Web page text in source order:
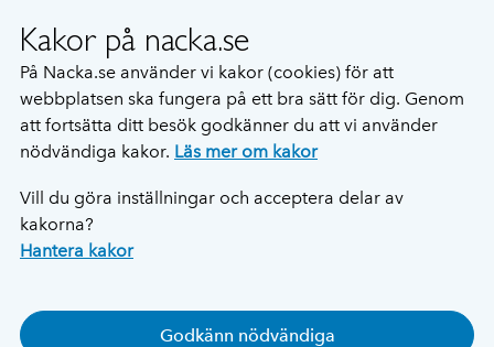
Kakor på nacka.se
På Nacka.se använder vi kakor (cookies) för att
webbplatsen ska fungera på ett bra sätt för dig. Genom
att fortsätta ditt besök godkänner du att vi använder
nödvändiga kakor. Läs mer om kakor
Vill du göra inställningar och acceptera delar av
kakorna?
Hantera kakor
Godkänn nödvändiga